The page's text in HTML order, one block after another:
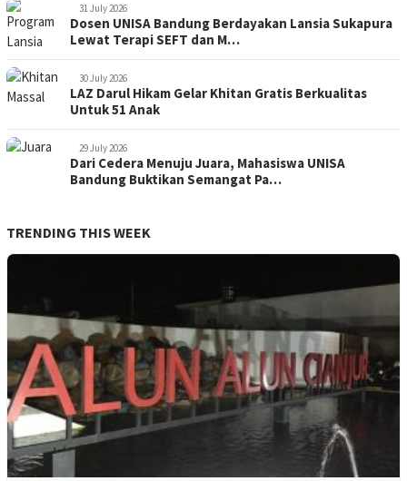
31 July 2026
Dosen UNISA Bandung Berdayakan Lansia Sukapura
Lewat Terapi SEFT dan M…
30 July 2026
LAZ Darul Hikam Gelar Khitan Gratis Berkualitas
Untuk 51 Anak
29 July 2026
Dari Cedera Menuju Juara, Mahasiswa UNISA
Bandung Buktikan Semangat Pa…
TRENDING THIS WEEK